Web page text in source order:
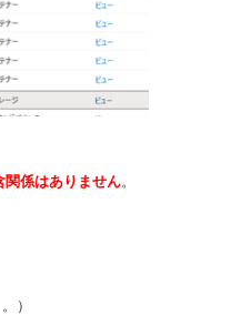
関係はありません。
）